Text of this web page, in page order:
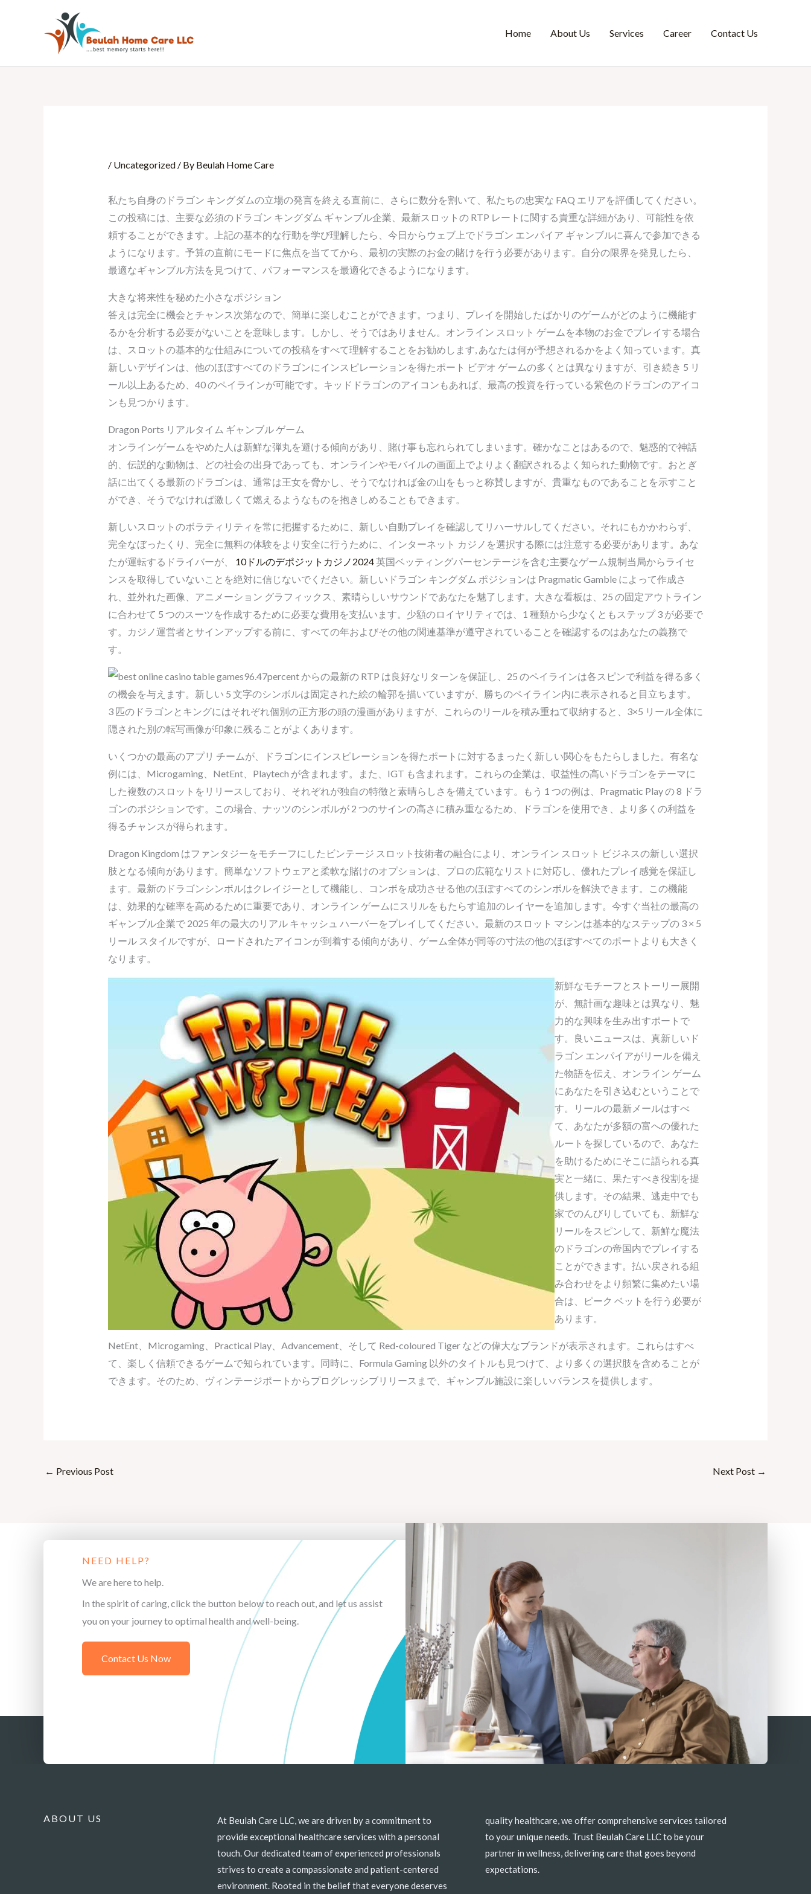
Home About Us Services Career Contact Us
/ Uncategorized/ By Beulah Home Care
私たち自身のドラゴン キングダムの立場の発言を終える直前に、さらに数分を割いて、私たちの忠実な FAQ エリアを評価してください。
この投稿には、主要な必須のドラゴン キングダム ギャンブル企業、最新スロットの RTP レートに関する貴重な詳細があり、可能性を依
頼することができます。上記の基本的な行動を学び理解したら、今日からウェブ上でドラゴン エンパイア ギャンブルに喜んで参加できる
ようになります。予算の直前にモードに焦点を当ててから、最初の実際のお金の賭けを行う必要があります。自分の限界を発見したら、
最適なギャンブル方法を見つけて、パフォーマンスを最適化できるようになります。
大きな将来性を秘めた小さなポジション
答えは完全に機会とチャンス次第なので、簡単に楽しむことができます。つまり、プレイを開始したばかりのゲームがどのように機能す
るかを分析する必要がないことを意味します。しかし、そうではありません。オンライン スロット ゲームを本物のお金でプレイする場合
は、スロットの基本的な仕組みについての投稿をすべて理解することをお勧めします, あなたは何が予想されるかをよく知っています。真
新しいデザインは、他のほぼすべてのドラゴンにインスピレーションを得たポート ビデオ ゲームの多くとは異なりますが、引き続き 5 リ
ール以上あるため、40 のペイラインが可能です。キッドドラゴンのアイコンもあれば、最高の投資を行っている紫色のドラゴンのアイコ
ンも見つかります。
Dragon Ports リアルタイム ギャンブル ゲーム
オンラインゲームをやめた人は新鮮な弾丸を避ける傾向があり、賭け事も忘れられてしまいます。確かなことはあるので、魅惑的で神話
的、伝説的な動物は、どの社会の出身であっても、オンラインやモバイルの画面上でよりよく翻訳されるよく知られた動物です。おとぎ
話に出てくる最新のドラゴンは、通常は王女を脅かし、そうでなければ金の山をもっと称賛しますが、貴重なものであることを示すこと
ができ、そうでなければ激しくて燃えるようなものを抱きしめることもできます。
新しいスロットのボラティリティを常に把握するために、新しい自動プレイを確認してリハーサルしてください。それにもかかわらず、
完全なぼったくり、完全に無料の体験をより安全に行うために、インターネット カジノを選択する際には注意する必要があります。あな
たが運転するドライバーが、 10ドルのデポジットカジノ2024英国ベッティングパーセンテージを含む主要なゲーム規制当局からライセ
ンスを取得していないことを絶対に信じないでください。新しいドラゴン キングダム ポジションは Pragmatic Gamble によって作成さ
れ、並外れた画像、アニメーション グラフィックス、素晴らしいサウンドであなたを魅了します。大きな看板は、25 の固定アウトライン
に合わせて 5 つのスーツを作成するために必要な費用を支払います。少額のロイヤリティでは、1 種類から少なくともステップ 3 が必要で
す。カジノ運営者とサインアップする前に、すべての年およびその他の関連基準が遵守されていることを確認するのはあなたの義務で
す。
96.47percent からの最新の RTP は良好なリターンを保証し、25 のペイラインは各スピンで利益を得る多く
の機会を与えます。新しい 5 文字のシンボルは固定された絵の輪郭を描いていますが、勝ちのペイライン内に表示されると目立ちます。
3 匹のドラゴンとキングにはそれぞれ個別の正方形の頭の漫画がありますが、これらのリールを積み重ねて収納すると、3×5 リール全体に
隠された別の転写画像が印象に残ることがよくあります。
いくつかの最高のアプリ チームが、ドラゴンにインスピレーションを得たポートに対するまったく新しい関心をもたらしました。有名な
例には、Microgaming、NetEnt、Playtech が含まれます。また、IGT も含まれます。これらの企業は、収益性の高いドラゴンをテーマに
した複数のスロットをリリースしており、それぞれが独自の特徴と素晴らしさを備えています。もう 1 つの例は、Pragmatic Play の 8 ドラ
ゴンのポジションです。この場合、ナッツのシンボルが 2 つのサインの高さに積み重なるため、ドラゴンを使用でき、より多くの利益を
得るチャンスが得られます。
Dragon Kingdom はファンタジーをモチーフにしたビンテージ スロット技術者の融合により、オンライン スロット ビジネスの新しい選択
肢となる傾向があります。簡単なソフトウェアと柔軟な賭けのオプションは、プロの広範なリストに対応し、優れたプレイ感覚を保証し
ます。最新のドラゴンシンボルはクレイジーとして機能し、コンボを成功させる他のほぼすべてのシンボルを解決できます。この機能
は、効果的な確率を高めるために重要であり、オンライン ゲームにスリルをもたらす追加のレイヤーを追加します。今すぐ当社の最高の
ギャンブル企業で 2025 年の最大のリアル キャッシュ ハーバーをプレイしてください。最新のスロット マシンは基本的なステップの 3 × 5
リール スタイルですが、ロードされたアイコンが到着する傾向があり、ゲーム全体が同等の寸法の他のほぼすべてのポートよりも大きく
なります。
新鮮なモチーフとストーリー展開
が、無計画な趣味とは異なり、魅
力的な興味を生み出すポートで
す。良いニュースは、真新しいド
ラゴン エンパイアがリールを備え
た物語を伝え、オンライン ゲーム
にあなたを引き込むということで
す。リールの最新メールはすべ
て、あなたが多額の富への優れた
ルートを探しているので、あなた
を助けるためにそこに語られる真
実と一緒に、果たすべき役割を提
供します。その結果、逃走中でも
家でのんびりしていても、新鮮な
リールをスピンして、新鮮な魔法
のドラゴンの帝国内でプレイする
ことができます。払い戻される組
み合わせをより頻繁に集めたい場
合は、ピーク ベットを行う必要が
あります。
NetEnt、Microgaming、Practical Play、Advancement、そして Red-coloured Tiger などの偉大なブランドが表示されます。これらはすべ
て、楽しく信頼できるゲームで知られています。同時に、Formula Gaming 以外のタイトルも見つけて、より多くの選択肢を含めることが
できます。そのため、ヴィンテージポートからプログレッシブリリースまで、ギャンブル施設に楽しいバランスを提供します。
← Previous Post Next Post →
NEED HELP?
We are here to help.
In the spirit of caring, click the button below to reach out, and let us assist
you on your journey to optimal health and well-being.
Contact Us Now
ABOUT US
At Beulah Care LLC, we are driven by a commitment to
provide exceptional healthcare services with a personal
touch. Our dedicated team of experienced professionals
strives to create a compassionate and patient-centered
environment. Rooted in the belief that everyone deserves
quality healthcare, we offer comprehensive services tailored
to your unique needs. Trust Beulah Care LLC to be your
partner in wellness, delivering care that goes beyond
expectations.